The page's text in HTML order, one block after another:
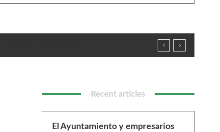
Recent articles
El Ayuntamiento y empresarios